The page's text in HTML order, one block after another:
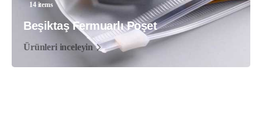
14 items
Beşiktaş Fermuarlı Poşet
Ürünleri inceleyin